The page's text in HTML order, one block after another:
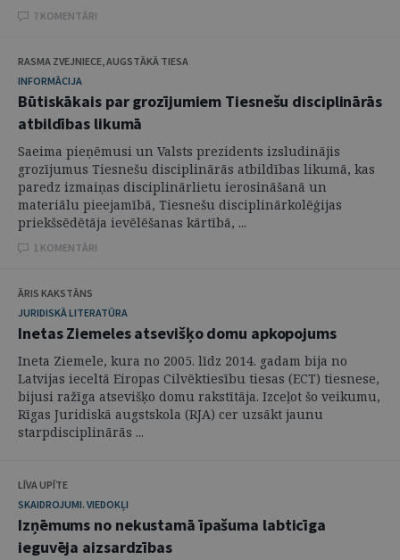
7 KOMENTĀRI
RASMA ZVEJNIECE, AUGSTĀKĀ TIESA
INFORMĀCIJA
Būtiskākais par grozījumiem Tiesnešu disciplinārās
atbildības likumā
Saeima pieņēmusi un Valsts prezidents izsludinājis
grozījumus Tiesnešu disciplinārās atbildības likumā, kas
paredz izmaiņas disciplinārlietu ierosināšanā un
materiālu pieejamībā, Tiesnešu disciplinārkolēģijas
priekšsēdētāja ievēlēšanas kārtībā, ...
1 KOMENTĀRI
ĀRIS KAKSTĀNS
JURIDISKĀ LITERATŪRA
Inetas Ziemeles atsevišķo domu apkopojums
Ineta Ziemele, kura no 2005. līdz 2014. gadam bija no
Latvijas ieceltā Eiropas Cilvēktiesību tiesas (ECT) tiesnese,
bijusi ražīga atsevišķo domu rakstītāja. Izceļot šo veikumu,
Rīgas Juridiskā augstskola (RJA) cer uzsākt jaunu
starpdisciplinārās ...
LĪVA UPĪTE
SKAIDROJUMI. VIEDOKĻI
Izņēmums no nekustamā īpašuma labticīga
ieguvēja aizsardzības